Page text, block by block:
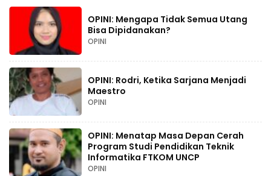
OPINI: Mengapa Tidak Semua Utang
Bisa Dipidanakan?
OPINI
OPINI: Rodri, Ketika Sarjana Menjadi
Maestro
OPINI
OPINI: Menatap Masa Depan Cerah
Program Studi Pendidikan Teknik
Informatika FTKOM UNCP
OPINI